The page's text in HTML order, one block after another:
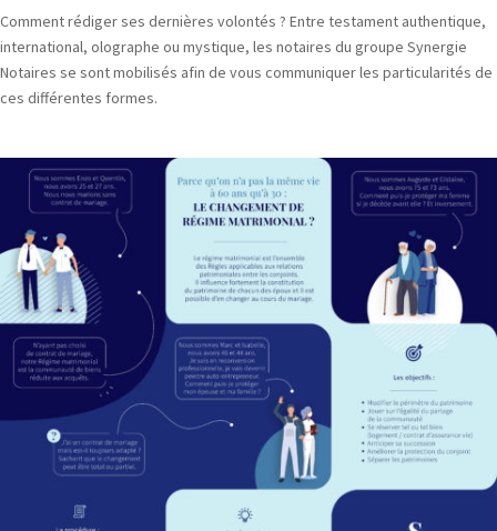
Comment rédiger ses dernières volontés ? Entre testament authentique,
international, olographe ou mystique, les notaires du groupe Synergie
Notaires se sont mobilisés afin de vous communiquer les particularités de
ces différentes formes.